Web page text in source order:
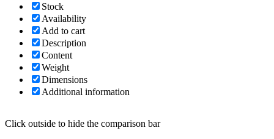
Stock
Availability
Add to cart
Description
Content
Weight
Dimensions
Additional information
Click outside to hide the comparison bar